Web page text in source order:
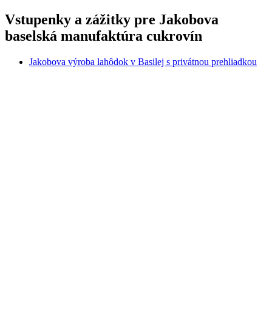
Vstupenky a zážitky pre Jakobova
baselská manufaktúra cukrovín
Jakobova výroba lahôdok v Basilej s privátnou prehliadkou